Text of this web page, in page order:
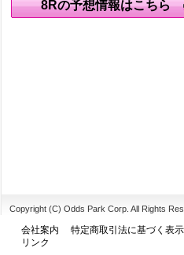
8Rの予想情報はこちら
Copyright (C) Odds Park Corp. All Rights
会社案内 特定商取引法に基づく表示
リンク